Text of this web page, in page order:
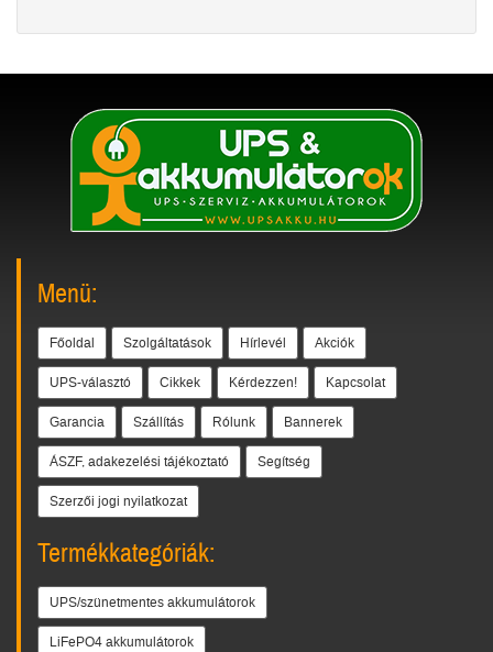
Menü:
Főoldal Szolgáltatások Hírlevél Akciók
UPS-választó Cikkek Kérdezzen! Kapcsolat
Garancia Szállítás Rólunk Bannerek
ÁSZF, adakezelési tájékoztató Segítség
Szerzői jogi nyilatkozat
Termékkategóriák:
UPS/szünetmentes akkumulátorok
LiFePO4 akkumulátorok